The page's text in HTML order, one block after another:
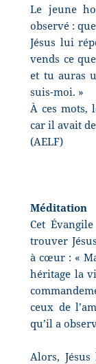
Le jeune
observé :
Jésus lui
vends ce
et tu auras
suis-moi. »
À ces mots,
car il avait
(AELF)
Méditation
Cet
trouver
à cœur : «
héritage la
ceux de
qu’il a
Alors,